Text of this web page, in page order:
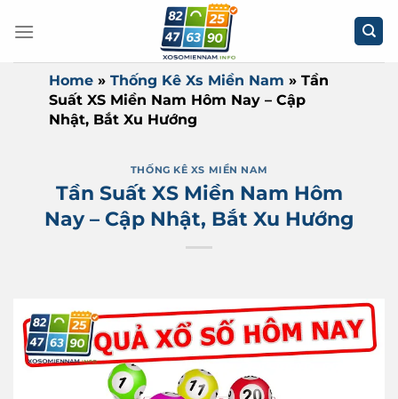
qua
Home » Thống Kê Xs Miền Nam » Tần
Suất XS Miền Nam Hôm Nay – Cập
Nhật, Bắt Xu Hướng
THỐNG KÊ XS MIỀN NAM
Tần Suất XS Miền Nam Hôm
Nay – Cập Nhật, Bắt Xu Hướng